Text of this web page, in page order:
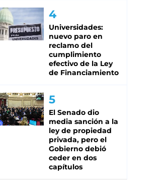
Universidades:
nuevo paro en
reclamo del
cumplimiento
efectivo de la Ley
de Financiamiento
El Senado dio
media sanción a la
ley de propiedad
privada, pero el
Gobierno debió
ceder en dos
capítulos